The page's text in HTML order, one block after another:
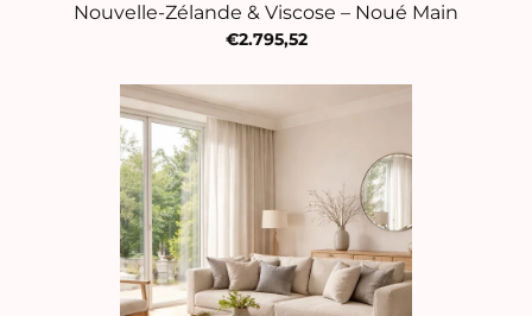
Nouvelle-Zélande & Viscose – Noué Main
€2.795,52